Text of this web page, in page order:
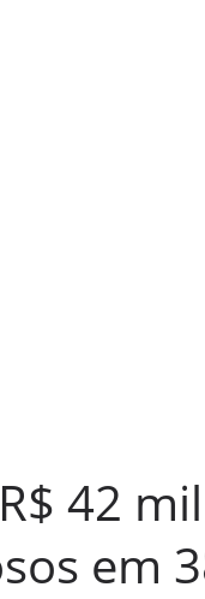
42
em